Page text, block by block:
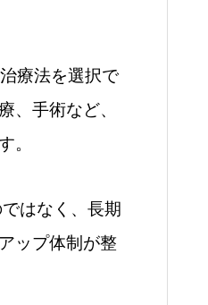
療法を選択で
、手術など、
。
はなく、長期
ップ体制が整